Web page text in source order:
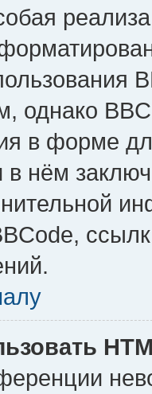
однако
в форме
в нём